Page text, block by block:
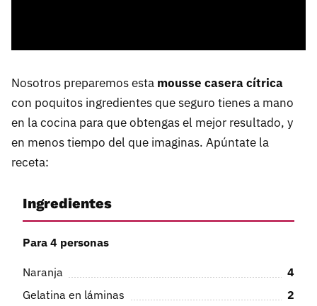
Nosotros preparemos esta mousse casera cítrica
con poquitos ingredientes que seguro tienes a mano
en la cocina para que obtengas el mejor resultado, y
en menos tiempo del que imaginas. Apúntate la
receta:
Ingredientes
Para 4 personas
Naranja
4
Gelatina en láminas
2